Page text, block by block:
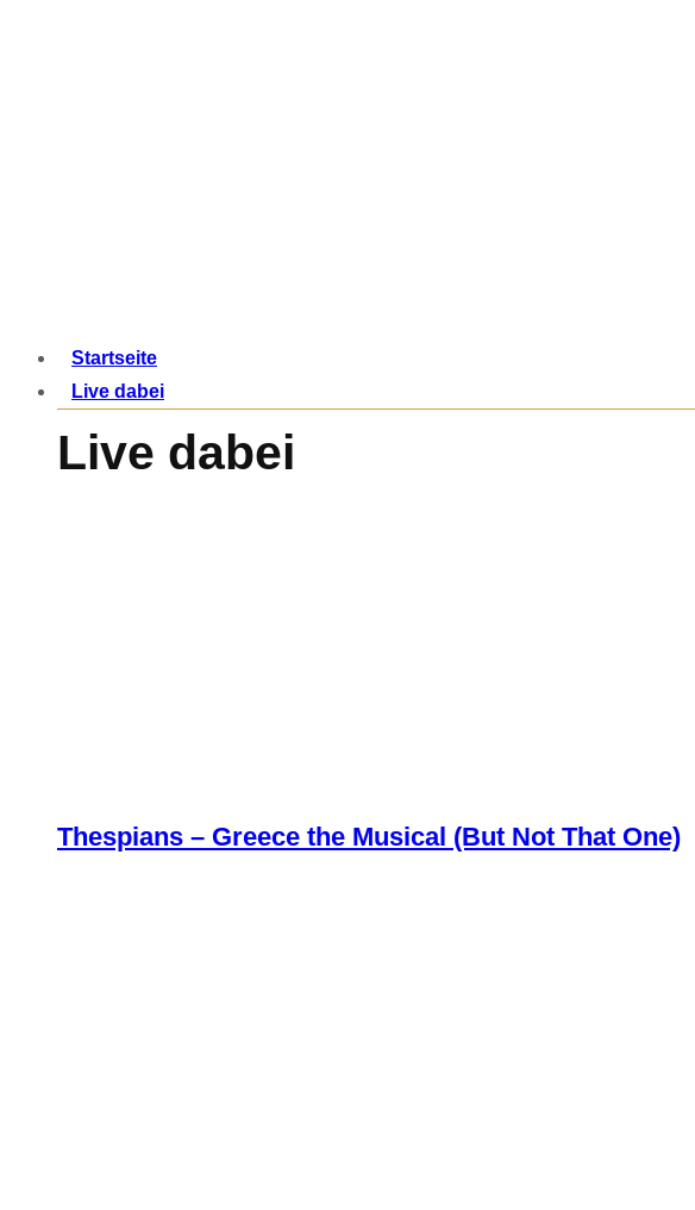
Startseite
Live dabei
Live dabei
Thespians – Greece the Musical (But Not That One)